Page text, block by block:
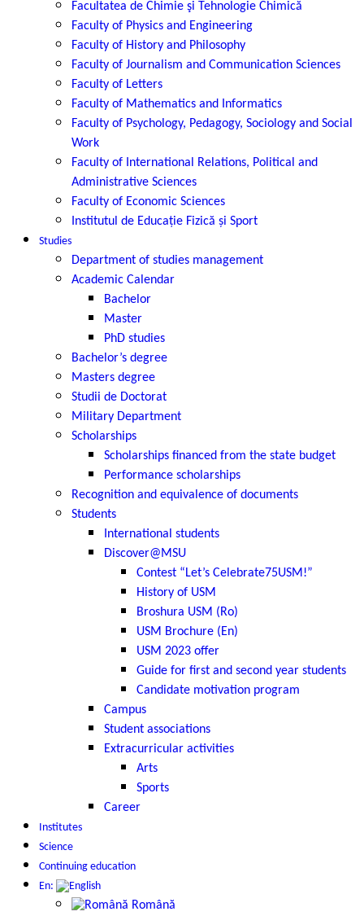
Facultatea de Chimie şi Tehnologie Chimică
Faculty of Physics and Engineering
Faculty of History and Philosophy
Faculty of Journalism and Communication Sciences
Faculty of Letters
Faculty of Mathematics and Informatics
Faculty of Psychology, Pedagogy, Sociology and Social
Work
Faculty of International Relations, Political and
Administrative Sciences
Faculty of Economic Sciences
Institutul de Educație Fizică și Sport
Studies
Department of studies management
Academic Calendar
Bachelor
Master
PhD studies
Bachelor’s degree
Masters degree
Studii de Doctorat
Military Department
Scholarships
Scholarships financed from the state budget
Performance scholarships
Recognition and equivalence of documents
Students
International students
Discover@MSU
Contest “Let’s Celebrate75USM!”
History of USM
Broshura USM (Ro)
USM Brochure (En)
USM 2023 offer
Guide for first and second year students
Candidate motivation program
Campus
Student associations
Extracurricular activities
Arts
Sports
Career
Institutes
Science
Continuing education
En:
Română